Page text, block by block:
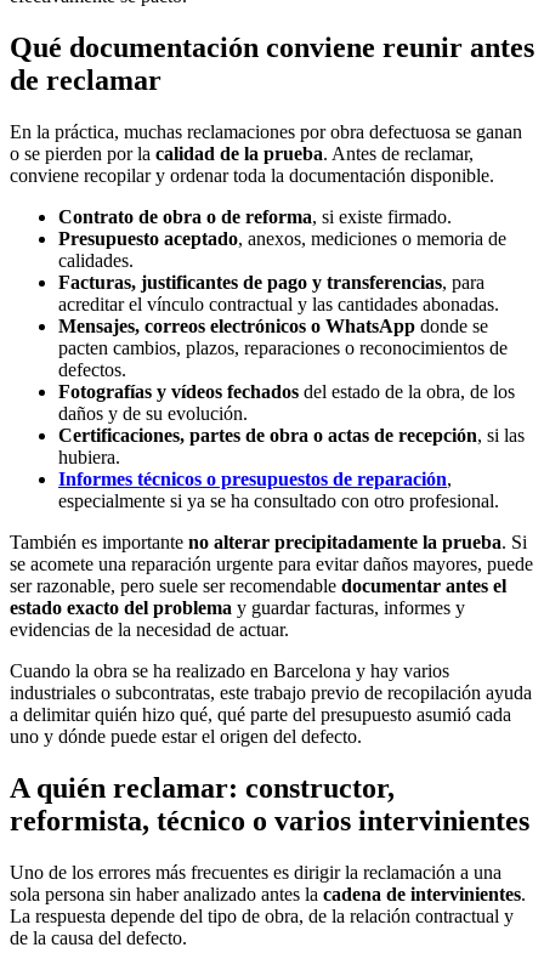
Qué documentación conviene reunir antes
de reclamar
En la práctica, muchas reclamaciones por obra defectuosa se ganan
o se pierden por la calidad de la prueba. Antes de reclamar,
conviene recopilar y ordenar toda la documentación disponible.
Contrato de obra o de reforma, si existe firmado.
Presupuesto aceptado, anexos, mediciones o memoria de
calidades.
Facturas, justificantes de pago y transferencias, para
acreditar el vínculo contractual y las cantidades abonadas.
Mensajes, correos electrónicos o WhatsApp donde se
pacten cambios, plazos, reparaciones o reconocimientos de
defectos.
Fotografías y vídeos fechados del estado de la obra, de los
daños y de su evolución.
Certificaciones, partes de obra o actas de recepción, si las
hubiera.
Informes técnicos o presupuestos de reparación,
especialmente si ya se ha consultado con otro profesional.
También es importante no alterar precipitadamente la prueba. Si
se acomete una reparación urgente para evitar daños mayores, puede
ser razonable, pero suele ser recomendable documentar antes el
estado exacto del problema y guardar facturas, informes y
evidencias de la necesidad de actuar.
Cuando la obra se ha realizado en Barcelona y hay varios
industriales o subcontratas, este trabajo previo de recopilación ayuda
a delimitar quién hizo qué, qué parte del presupuesto asumió cada
uno y dónde puede estar el origen del defecto.
A quién reclamar: constructor,
reformista, técnico o varios intervinientes
Uno de los errores más frecuentes es dirigir la reclamación a una
sola persona sin haber analizado antes la cadena de intervinientes.
La respuesta depende del tipo de obra, de la relación contractual y
de la causa del defecto.